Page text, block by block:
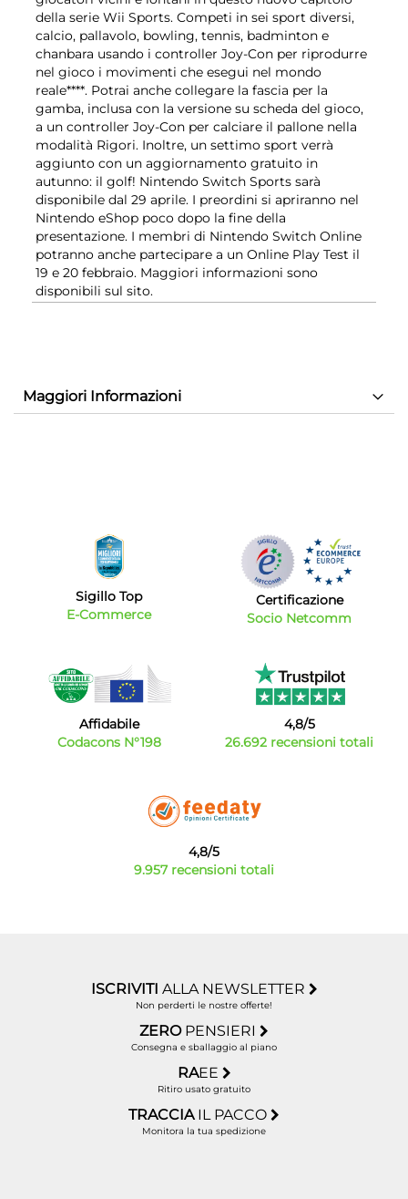
della serie Wii Sports. Competi in sei sport diversi,
calcio, pallavolo, bowling, tennis, badminton e
chanbara usando i controller Joy-Con per riprodurre
nel gioco i movimenti che esegui nel mondo
reale****. Potrai anche collegare la fascia per la
gamba, inclusa con la versione su scheda del gioco,
a un controller Joy-Con per calciare il pallone nella
modalità Rigori. Inoltre, un settimo sport verrà
aggiunto con un aggiornamento gratuito in
autunno: il golf! Nintendo Switch Sports sarà
disponibile dal 29 aprile. I preordini si apriranno nel
Nintendo eShop poco dopo la fine della
presentazione. I membri di Nintendo Switch Online
potranno anche partecipare a un Online Play Test il
19 e 20 febbraio. Maggiori informazioni sono
disponibili sul sito.
Maggiori Informazioni
Sigillo Top
E-Commerce
Certificazione
Socio Netcomm
Affidabile
Codacons N°198
4,8/5
26.692 recensioni totali
4,8/5
9.957 recensioni totali
ISCRIVITI ALLA NEWSLETTER
Non perderti le nostre offerte!
ZERO PENSIERI
Consegna e sballaggio al piano
RAEE
Ritiro usato gratuito
TRACCIA IL PACCO
Monitora la tua spedizione